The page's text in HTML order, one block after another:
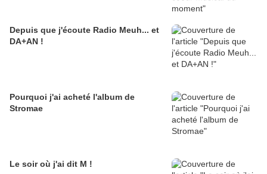
Depuis que j'écoute Radio Meuh... et
DA+AN !
Pourquoi j'ai acheté l'album de
Stromae
Le soir où j'ai dit M !